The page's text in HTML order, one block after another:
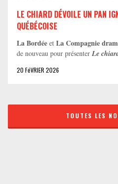
LE CHIARD DÉVOILE UN PAN
QUÉBÉCOISE
La Bordée et La Compagnie
de nouveau pour présenter Le
20 FéVRIER 2026
TOUTES LES